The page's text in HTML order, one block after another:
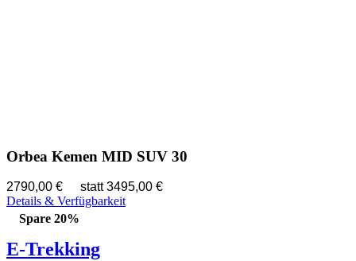
Orbea Kemen MID SUV 30
2790,00 €
statt 3495,00 €
Details & Verfügbarkeit
Spare 20%
E-Trekking